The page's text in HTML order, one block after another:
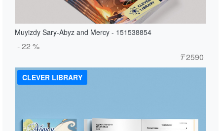
Muyizdy Sary-Abyz and Mercy - 151538854
- 22 %
₸2590
CLEVER LIBRARY